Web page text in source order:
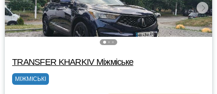
TRANSFER KHARKIV Міжміське
МІЖМІСЬКІ